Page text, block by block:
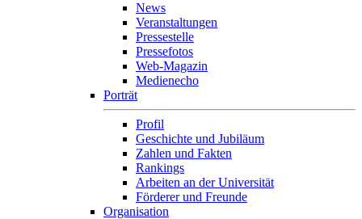
News
Veranstaltungen
Pressestelle
Pressefotos
Web-Magazin
Medienecho
Porträt
Profil
Geschichte und Jubiläum
Zahlen und Fakten
Rankings
Arbeiten an der Universität
Förderer und Freunde
Organisation